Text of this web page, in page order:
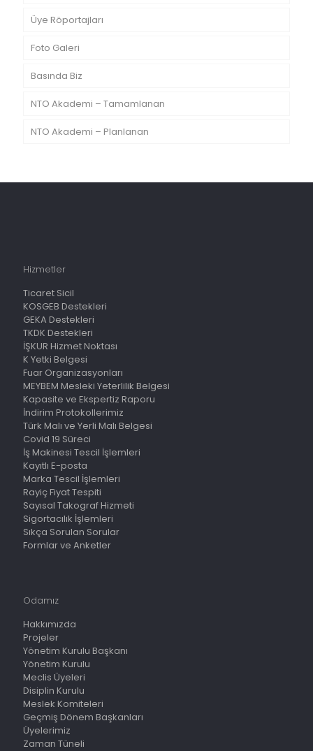
Üye Röportajları
Foto Galeri
Basında Biz
NTO Akademi – Tamamlanan
NTO Akademi – Planlanan
Hizmetler
Ticaret Sicil
KOSGEB Destekleri
GEKA Destekleri
TKDK Destekleri
İŞKUR Hizmet Noktası
K Yetki Belgesi
Fuar Organizasyonları
MEYBEM Mesleki Yeterlilik Belgesi
Kapasite ve Ekspertiz Raporu
İndirim Protokollerimiz
Türk Malı ve Yerli Malı Belgesi
Covid 19 Süreci
İş Makinesi Tescil İşlemleri
Kayıtlı E-posta
Marka Tescil İşlemleri
Rayiç Fiyat Tespiti
Sayısal Takograf Hizmeti
Sigortacılık İşlemleri
Sıkça Sorulan Sorular
Formlar ve Anketler
Odamız
Hakkımızda
Projeler
Yönetim Kurulu Başkanı
Yönetim Kurulu
Meclis Üyeleri
Disiplin Kurulu
Meslek Komiteleri
Geçmiş Dönem Başkanları
Üyelerimiz
Zaman Tüneli